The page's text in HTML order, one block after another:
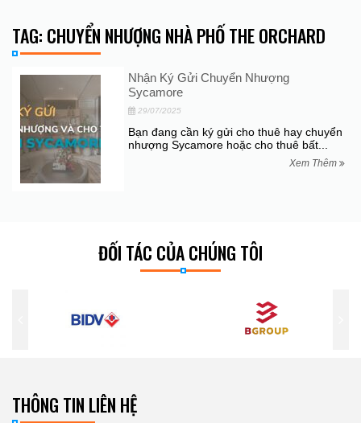
TAG: CHUYỂN NHƯỢNG NHÀ PHỐ THE ORCHARD
Nhận Ký Gửi Chuyển Nhượng
Sycamore
29/07/2025
Bạn đang cần ký gửi cho thuê hay chuyển
nhượng Sycamore hoặc cho thuê bất...
Xem Thêm
ĐỐI TÁC CỦA CHÚNG TÔI
THÔNG TIN LIÊN HỆ